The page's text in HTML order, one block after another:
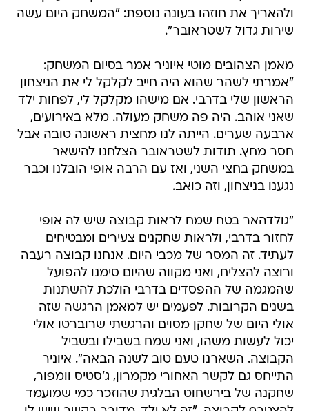
ולהאריך את חוזהו בעונה נוספת: "המשחק היום עשה
שירות גדול לשטראובר".
מאמן הצהובים מוטי איוניר אמר בסיום המשחק:
"אמרתי לשהר שהוא היה חייב לקלקל לי את הניצחון
הראשון שלי בדרבי. אם מישהו מקלקל לי, לפחות ילד
שאני אוהב. היה פה משחק מעולה. מלא באירועים,
ארבעה שערים. הייתה לנו מחצית ראשונה טובה אבל
חסר מחץ. תודות לשטראובר הצלחנו להישאר
במשחק בחצי השני, ואז עם הרבה אופי הובלנו וכבר
נגענו בניצחון, וזה כואב.
"גולדהאר בטח שמח לראות קבוצה שיש לה אופי
לחזור בדרבי, ולראות שחקנים צעירים ומבטיחים
לעתיד. זה המסר של מכבי היום. אנחנו קבוצה רעבה
ורוצה להצליח, ואני מקווה שהיום סימנו להפועל
שהמגמה של ההפסדים בדרבי הולכת להשתנות
בשנים הקרובות. לפעמים יש למאמן הרגשה שזה
אולי היום של שחקן מסוים והרגשתי שרוברטו אולי
יכול לעשות משהו, ואני שמח בשבילו ובשביל
הקבוצה. השארנו טעם טוב לשנה הבאה". איוניר
התייחס גם לקשר האחורי מקמרון, ג'סטיס וומפור,
שחקנה של בירשחוט הבלגית שהוזכר כמי שמועמד